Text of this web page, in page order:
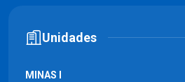
Unidades
MINAS I